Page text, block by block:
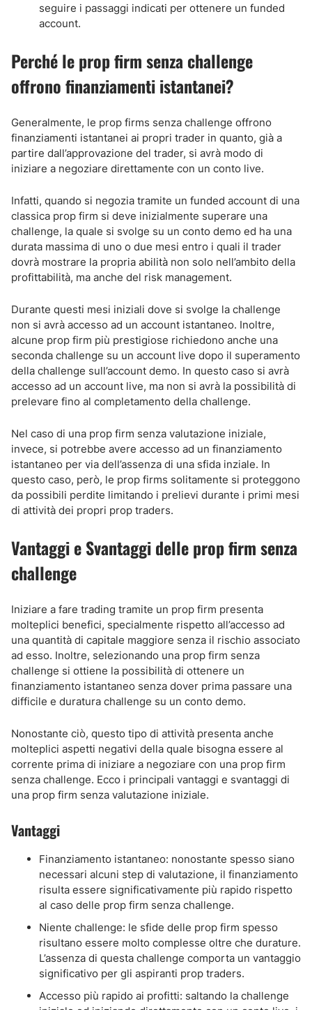
seguire i passaggi indicati per ottenere un funded
account.
Perché le prop firm senza challenge
offrono finanziamenti istantanei?
Generalmente, le prop firms senza challenge offrono
finanziamenti istantanei ai propri trader in quanto, già a
partire dall’approvazione del trader, si avrà modo di
iniziare a negoziare direttamente con un conto live.
Infatti, quando si negozia tramite un funded account di una
classica prop firm si deve inizialmente superare una
challenge, la quale si svolge su un conto demo ed ha una
durata massima di uno o due mesi entro i quali il trader
dovrà mostrare la propria abilità non solo nell’ambito della
profittabilità, ma anche del risk management.
Durante questi mesi iniziali dove si svolge la challenge
non si avrà accesso ad un account istantaneo. Inoltre,
alcune prop firm più prestigiose richiedono anche una
seconda challenge su un account live dopo il superamento
della challenge sull’account demo. In questo caso si avrà
accesso ad un account live, ma non si avrà la possibilità di
prelevare fino al completamento della challenge.
Nel caso di una prop firm senza valutazione iniziale,
invece, si potrebbe avere accesso ad un finanziamento
istantaneo per via dell’assenza di una sfida inziale. In
questo caso, però, le prop firms solitamente si proteggono
da possibili perdite limitando i prelievi durante i primi mesi
di attività dei propri prop traders.
Vantaggi e Svantaggi delle prop firm senza
challenge
Iniziare a fare trading tramite un prop firm presenta
molteplici benefici, specialmente rispetto all’accesso ad
una quantità di capitale maggiore senza il rischio associato
ad esso. Inoltre, selezionando una prop firm senza
challenge si ottiene la possibilità di ottenere un
finanziamento istantaneo senza dover prima passare una
difficile e duratura challenge su un conto demo.
Nonostante ciò, questo tipo di attività presenta anche
molteplici aspetti negativi della quale bisogna essere al
corrente prima di iniziare a negoziare con una prop firm
senza challenge. Ecco i principali vantaggi e svantaggi di
una prop firm senza valutazione iniziale.
Vantaggi
Finanziamento istantaneo: nonostante spesso siano
necessari alcuni step di valutazione, il finanziamento
risulta essere significativamente più rapido rispetto
al caso delle prop firm senza challenge.
Niente challenge: le sfide delle prop firm spesso
risultano essere molto complesse oltre che durature.
L’assenza di questa challenge comporta un vantaggio
significativo per gli aspiranti prop traders.
Accesso più rapido ai profitti: saltando la challenge